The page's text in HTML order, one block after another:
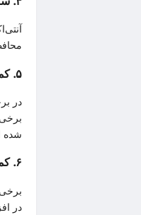
۵. کمک به سلامت زنان
در
۶. کمک به افزایش شیر مادر
در